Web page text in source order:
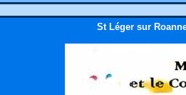
St Léger sur